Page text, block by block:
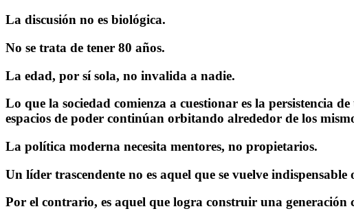
La discusión no es biológica.
No se trata de tener 80 años.
La edad, por sí sola, no invalida a nadie.
Lo que la sociedad comienza a cuestionar es la persistencia
espacios de poder continúan orbitando alrededor de los
La política moderna necesita mentores, no propietarios.
Un líder trascendente no es aquel que se vuelve indispensable
Por el contrario, es aquel que logra construir una generación